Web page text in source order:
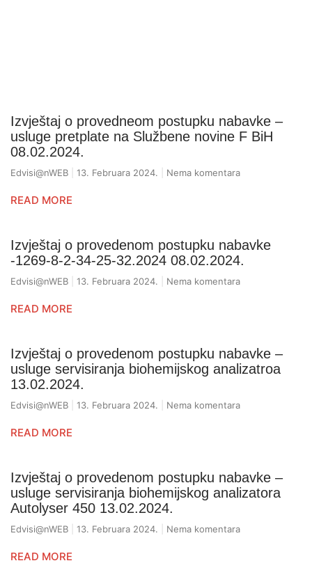
Izvještaj o provedneom postupku nabavke –
usluge pretplate na Službene novine F BiH
08.02.2024.
Edvisi@nWEB 13. Februara 2024. Nema komentara
READ MORE
Izvještaj o provedenom postupku nabavke
-1269-8-2-34-25-32.2024 08.02.2024.
Edvisi@nWEB 13. Februara 2024. Nema komentara
READ MORE
Izvještaj o provedenom postupku nabavke –
usluge servisiranja biohemijskog analizatroa
13.02.2024.
Edvisi@nWEB 13. Februara 2024. Nema komentara
READ MORE
Izvještaj o provedenom postupku nabavke –
usluge servisiranja biohemijskog analizatora
Autolyser 450 13.02.2024.
Edvisi@nWEB 13. Februara 2024. Nema komentara
READ MORE